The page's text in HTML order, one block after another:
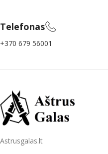
Telefonas
+370 679 56001
Astrusgalas.lt